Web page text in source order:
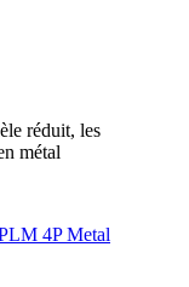
réduit, les
métal